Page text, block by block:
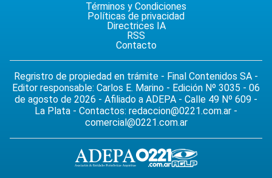
Términos y Condiciones
Políticas de privacidad
Directrices IA
RSS
Contacto
Regristro de propiedad en trámite - Final Contenidos SA -
Editor responsable: Carlos E. Marino - Edición Nº 3035 - 06
de agosto de 2026 - Afiliado a ADEPA - Calle 49 Nº 609 -
La Plata - Contactos: redaccion@0221.com.ar -
comercial@0221.com.ar